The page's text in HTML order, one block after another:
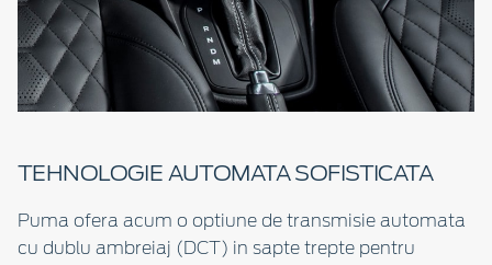
TEHNOLOGIE AUTOMATA SOFISTICATA
Puma ofera acum o optiune de transmisie automata
cu dublu ambreiaj (DCT) in sapte trepte pentru